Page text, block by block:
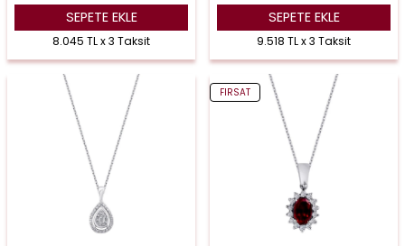
SEPETE EKLE
8.045 TL x 3 Taksit
SEPETE EKLE
9.518 TL x 3 Taksit
FIRSAT